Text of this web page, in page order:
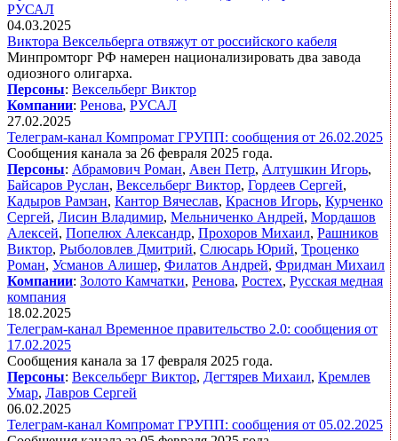
РУСАЛ
04.03.2025
Виктора Вексельберга отвяжут от российского кабеля
Минпромторг РФ намерен национализировать два завода
одиозного олигарха.
Персоны: Вексельберг Виктор
Компании: Ренова, РУСАЛ
27.02.2025
Телеграм-канал Компромат ГРУПП: сообщения от 26.02.2025
Сообщения канала за 26 февраля 2025 года.
Персоны: Абрамович Роман, Авен Петр, Алтушкин Игорь,
Байсаров Руслан, Вексельберг Виктор, Гордеев Сергей,
Кадыров Рамзан, Кантор Вячеслав, Краснов Игорь, Курченко
Сергей, Лисин Владимир, Мельниченко Андрей, Мордашов
Алексей, Попелюх Александр, Прохоров Михаил, Рашников
Виктор, Рыболовлев Дмитрий, Слюсарь Юрий, Троценко
Роман, Усманов Алишер, Филатов Андрей, Фридман Михаил
Компании: Золото Камчатки, Ренова, Ростех, Русская медная
компания
18.02.2025
Телеграм-канал Временное правительство 2.0: сообщения от
17.02.2025
Сообщения канала за 17 февраля 2025 года.
Персоны: Вексельберг Виктор, Дегтярев Михаил, Кремлев
Умар, Лавров Сергей
06.02.2025
Телеграм-канал Компромат ГРУПП: сообщения от 05.02.2025